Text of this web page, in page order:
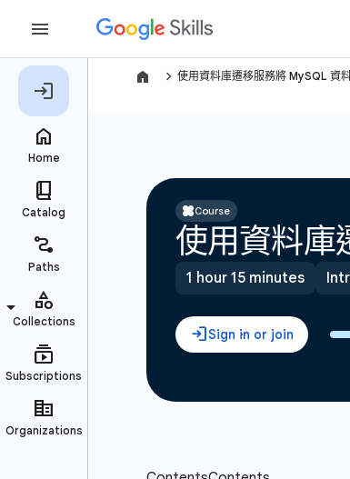
navigate_next 使用資料庫遷移服務將 MySQL 資
Course
使用資料庫
1 hour 15 minutes